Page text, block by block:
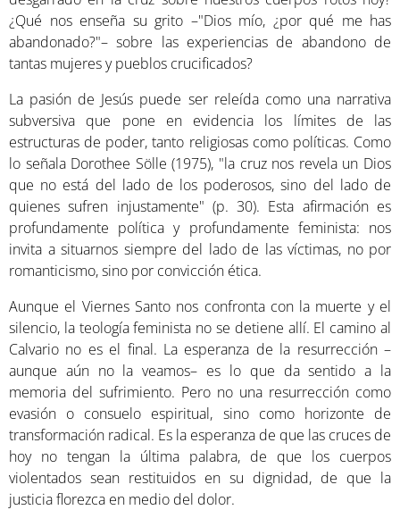
¿Qué nos enseña su grito –"Dios mío, ¿por qué me has
abandonado?"– sobre las experiencias de abandono de
tantas mujeres y pueblos crucificados?
La pasión de Jesús puede ser releída como una narrativa
subversiva que pone en evidencia los límites de las
estructuras de poder, tanto religiosas como políticas. Como
lo señala Dorothee Sölle (1975), "la cruz nos revela un Dios
que no está del lado de los poderosos, sino del lado de
quienes sufren injustamente" (p. 30). Esta afirmación es
profundamente política y profundamente feminista: nos
invita a situarnos siempre del lado de las víctimas, no por
romanticismo, sino por convicción ética.
Aunque el Viernes Santo nos confronta con la muerte y el
silencio, la teología feminista no se detiene allí. El camino al
Calvario no es el final. La esperanza de la resurrección –
aunque aún no la veamos– es lo que da sentido a la
memoria del sufrimiento. Pero no una resurrección como
evasión o consuelo espiritual, sino como horizonte de
transformación radical. Es la esperanza de que las cruces de
hoy no tengan la última palabra, de que los cuerpos
violentados sean restituidos en su dignidad, de que la
justicia florezca en medio del dolor.